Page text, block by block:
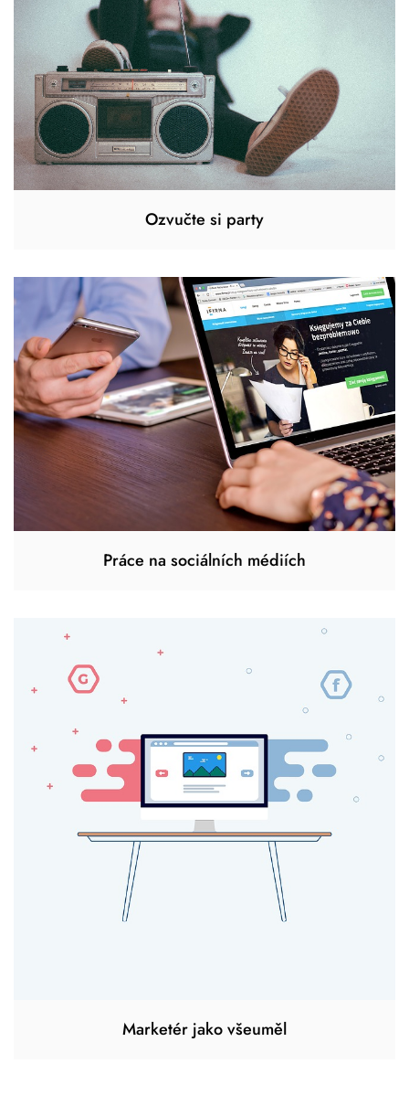
Ozvučte si party
Práce na sociálních médiích
Marketér jako všeuměl